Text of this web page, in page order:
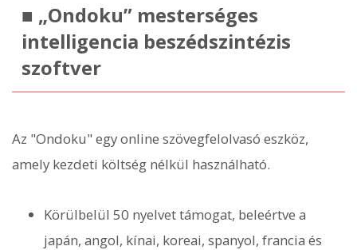
■ „Ondoku” mesterséges
intelligencia beszédszintézis
szoftver
Az "Ondoku" egy online szövegfelolvasó eszköz,
amely kezdeti költség nélkül használható.
Körülbelül 50 nyelvet támogat, beleértve a
japán, angol, kínai, koreai, spanyol, francia és